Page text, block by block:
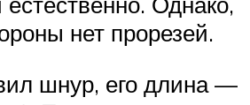
нет прорезей.
шнур, его длина —